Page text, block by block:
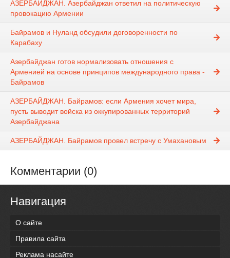
АЗЕРБАЙДЖАН. Азербайджан ответил на политическую
провокацию Армении
Байрамов и Нуланд обсудили договоренности по
Карабаху
Азербайджан готов нормализовать отношения с
Арменией на основе принципов международного права -
Байрамов
АЗЕРБАЙДЖАН. Байрамов: если Армения хочет мира,
пусть выводит войска из оккупированных территорий
Азербайджана
АЗЕРБАЙДЖАН. Байрамов провел встречу с Умахановым
Комментарии (0)
Навигация
О сайте
Правила сайта
Реклама насайте